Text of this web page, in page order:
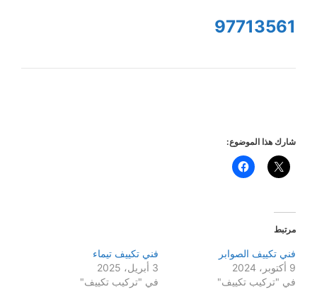
97713561
شارك هذا الموضوع:
مرتبط
فني تكييف الصوابر
9 أكتوبر، 2024
في "تركيب تكييف"
فني تكييف تيماء
3 أبريل، 2025
في "تركيب تكييف"